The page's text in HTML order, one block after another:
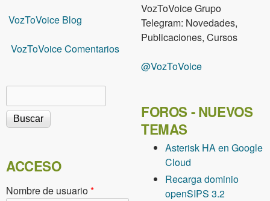
VozToVoice Blog
VozToVoice Comentarios
Formulario de búsqueda
ACCESO
Nombre de usuario*
VozToVoice Grupo
Telegram: Novedades,
Publicaciones, Cursos
@VozToVoice
FOROS - NUEVOS
TEMAS
Asterisk HA en Google
Cloud
Recarga dominio
openSIPS 3.2